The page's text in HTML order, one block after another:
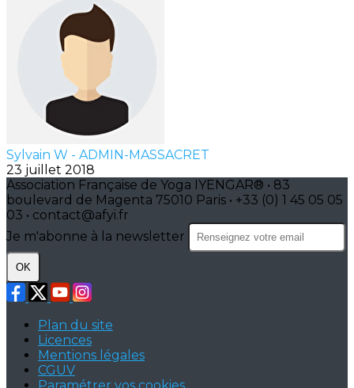
Sylvain W - ADMIN-MASSACRET
23 juillet 2018
Association Française de Yoga IYENGAR® • 83
boulevard de Magenta 75010 Paris • +33 (0) 1 45 05 05
03 • contact@afyi.fr
Je m'abonne à la newsletter
OK
Plan du site
Licences
Mentions légales
CGUV